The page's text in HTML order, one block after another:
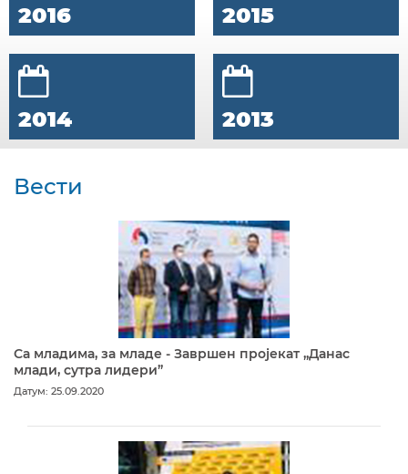
2016 2015
2014 2013
Вести
Са младима, за младе - Завршен пројекат „Данас
млади, сутра лидери”
Датум: 25.09.2020